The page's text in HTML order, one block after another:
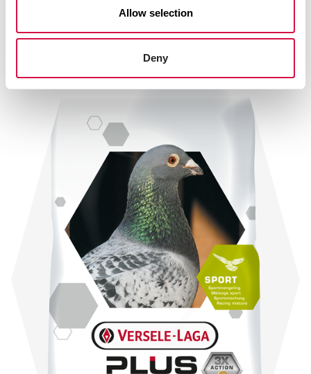
Allow selection
Deny